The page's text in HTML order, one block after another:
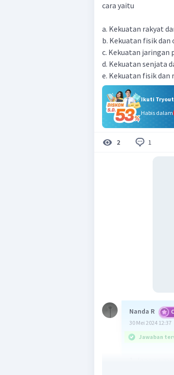
cara yaitu
a. Kekuatan rakyat
b. Kekuatan fisik dan
c. Kekuatan jaringan
d. Kekuatan senjata
e. Kekuatan fisik dan
Ikuti Tryout
Habis dalam
2 1
Nanda R
30 Mei 2024 12:37
Jawaban